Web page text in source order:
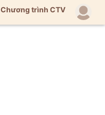
Chương trình CTV